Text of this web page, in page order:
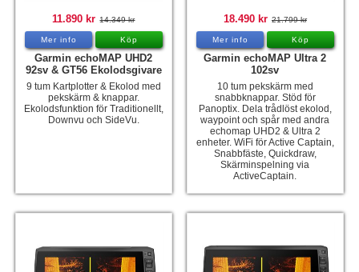
11.890 kr 14.349 kr
Mer info Köp
Garmin echoMAP UHD2
92sv & GT56 Ekolodsgivare
9 tum Kartplotter & Ekolod med
pekskärm & knappar.
Ekolodsfunktion för Traditionellt,
Downvu och SideVu.
18.490 kr 21.799 kr
Mer info Köp
Garmin echoMAP Ultra 2
102sv
10 tum pekskärm med
snabbknappar. Stöd för
Panoptix. Dela trådlöst ekolod,
waypoint och spår med andra
echomap UHD2 & Ultra 2
enheter. WiFi för Active Captain,
Snabbfäste, Quickdraw,
Skärminspelning via
ActiveCaptain.